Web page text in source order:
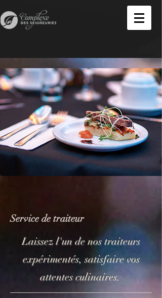
Service de traiteur
Laissez l'un de nos traiteurs
expérimentés, satisfaire vos
attentes culinaires.